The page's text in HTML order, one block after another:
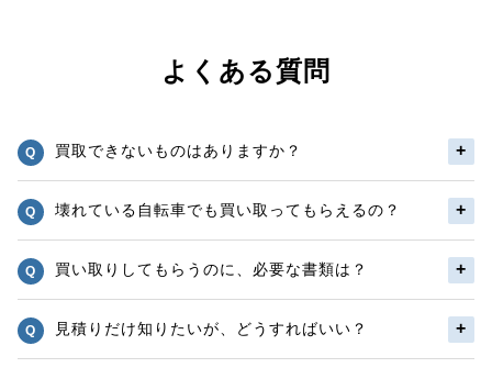
よくある質問
買取できないものはありますか？
壊れている自転車でも買い取ってもらえるの？
買い取りしてもらうのに、必要な書類は？
見積りだけ知りたいが、どうすればいい？